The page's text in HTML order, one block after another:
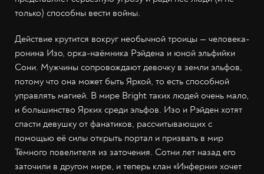
только) способны вести войны.
Действие крутится вокруг необычной троицы — человека-
ронина Изо, орка-наёмника Рэйдена и юной эльфийки
Сони. Мужчины сопровождают девочку в земли эльфов,
потому что она может быть Яркой, то есть способной
управлять магией. В мире Bright таких людей очень мало,
и большинство Ярких среди эльфов. Изо и Рэйден хотят
спасти девушку от фанатиков, рассчитывающих с
помощью её силы открыть портал и призвать в мир
Тёмного повелителя из заточения. Сотни лет назад его
заточили в другом мире, и теперь клан «Инферни» хочет